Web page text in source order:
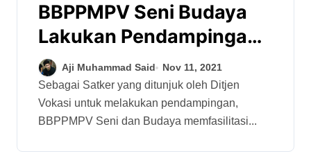
BBPPMPV Seni Budaya
Lakukan Pendampingan
Pengelolaan
Kepegawaian
Aji Muhammad Said Nov 11, 2021
Sebagai Satker yang ditunjuk oleh Ditjen
Vokasi untuk melakukan pendampingan,
BBPPMPV Seni dan Budaya memfasilitasi...